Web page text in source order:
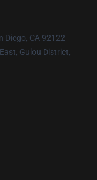
Diego, CA 92122
Gulou District,